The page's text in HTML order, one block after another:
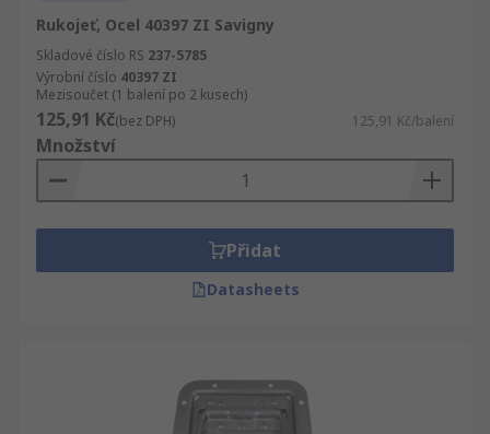
Rukojeť, Ocel 40397 ZI Savigny
Skladové číslo RS 237-5785
Výrobní číslo 40397 ZI
Mezisoučet (1 balení po 2 kusech)
125,91 Kč(bez DPH) 125,91 Kč/balení
Množství
Přidat
Datasheets